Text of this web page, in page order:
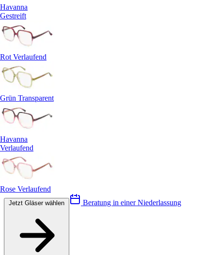
Havanna
Gestreift
Rot Verlaufend
Grün Transparent
Havanna
Verlaufend
Rose Verlaufend
Beratung in einer Niederlassung